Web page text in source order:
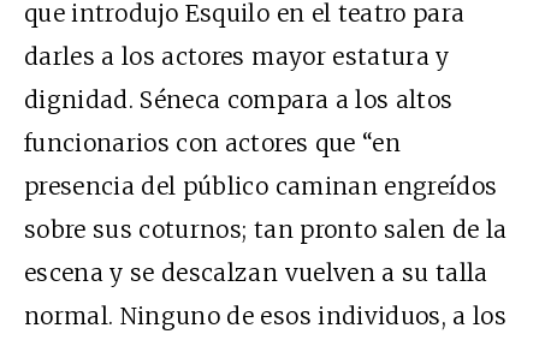
que introdujo Esquilo en el teatro para
darles a los actores mayor estatura y
dignidad. Séneca compara a los altos
funcionarios con actores que “en
presencia del público caminan engreídos
sobre sus coturnos; tan pronto salen de la
escena y se descalzan vuelven a su talla
normal. Ninguno de esos individuos, a los